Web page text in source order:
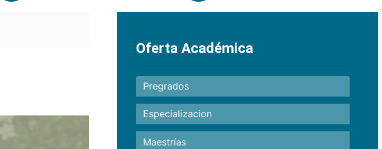
Oferta Académica
Pregrados
Especializacion
Maestrías